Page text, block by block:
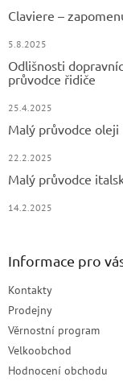
Claviere –
5.8.2025
Odlišnosti
průvodce řidiče
25.4.2025
Malý průvodce oleji
22.2.2025
Malý průvodce
14.2.2025
Informace pro
Kontakty
Prodejny
Věrnostní program
Velkoobchod
Hodnocení obchodu